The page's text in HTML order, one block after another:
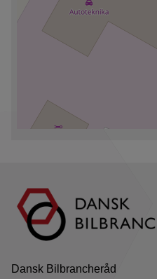
Dansk Bilbrancheråd